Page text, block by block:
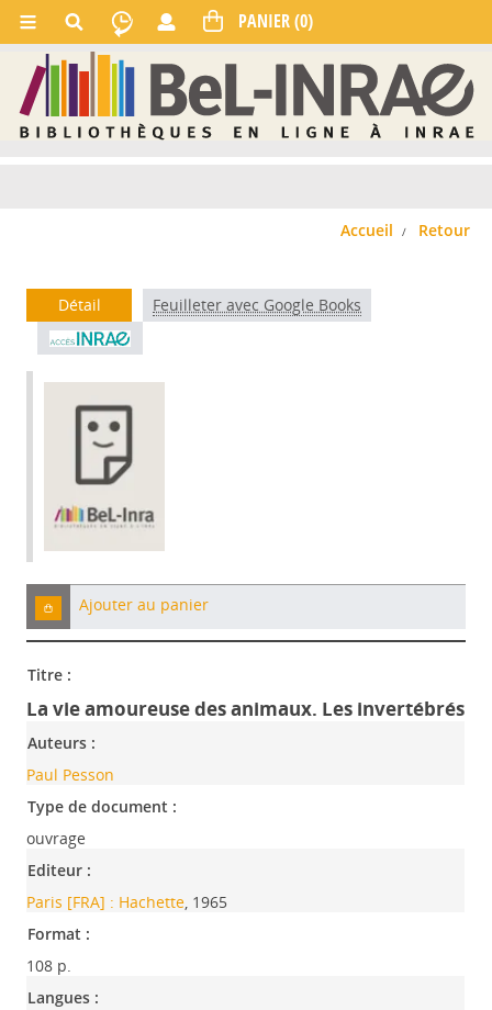
Accueil Retour
Détail Feuilleter avec Google Books
Ajouter au panier
Titre :
La vie amoureuse des animaux. Les invertébrés
Auteurs :
Paul Pesson
Type de document :
ouvrage
Editeur :
Paris [FRA] : Hachette, 1965
Format :
108 p.
Langues :